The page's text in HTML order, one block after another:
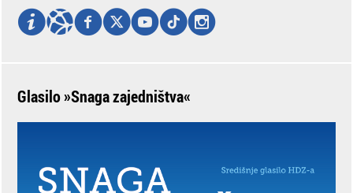
Glasilo »Snaga zajedništva«